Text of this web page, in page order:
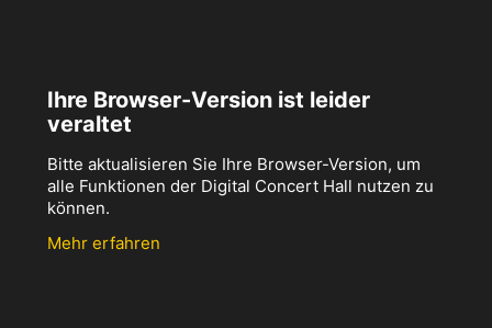
Ihre Browser-Version ist leider
veraltet
Bitte aktualisieren Sie Ihre Browser-Version, um
alle Funktionen der Digital Concert Hall nutzen zu
können.
Mehr erfahren